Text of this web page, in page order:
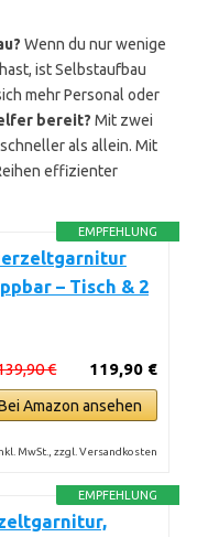
Wenn du nur wenige
ist Selbstaufbau
mehr Personal oder
bereit? Mit zwei
als allein. Mit
effizienter
EMPFEHLUNG
– Tisch & 2
119,90 €
€
Amazon ansehen
MwSt., zzgl. Versandkosten
EMPFEHLUNG